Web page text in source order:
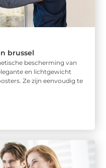
brussel
bescherming van
en lichtgewicht
Ze zijn eenvoudig te